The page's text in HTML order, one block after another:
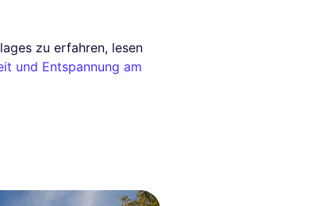
zu erfahren, lesen
und Entspannung am